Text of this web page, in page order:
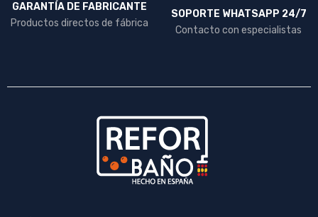
GARANTÍA DE FABRICANTE
Productos directos de fábrica
SOPORTE WHATSAPP 24/7
Contacto con especialistas